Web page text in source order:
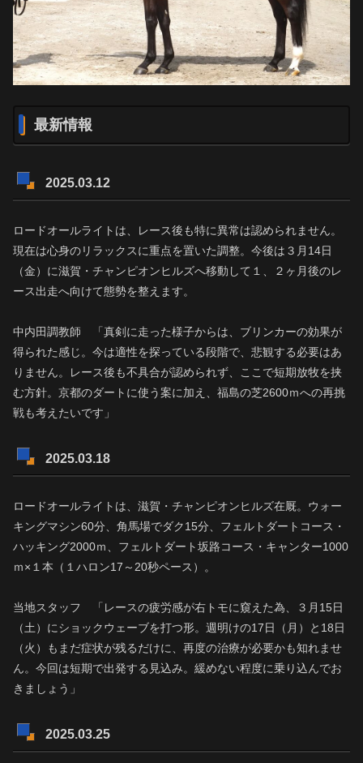
最新情報
2025.03.12
ロードオールライトは、レース後も特に異常は認められません。
現在は心身のリラックスに重点を置いた調整。今後は３月14日
（金）に滋賀・チャンピオンヒルズへ移動して１、２ヶ月後のレ
ース出走へ向けて態勢を整えます。
中内田調教師 「真剣に走った様子からは、ブリンカーの効果が
得られた感じ。今は適性を探っている段階で、悲観する必要はあ
りません。レース後も不具合が認められず、ここで短期放牧を挟
む方針。京都のダートに使う案に加え、福島の芝2600ｍへの再挑
戦も考えたいです」
2025.03.18
ロードオールライトは、滋賀・チャンピオンヒルズ在厩。ウォー
キングマシン60分、角馬場でダク15分、フェルトダートコース・
ハッキング2000ｍ、フェルトダート坂路コース・キャンター1000
ｍ×１本（１ハロン17～20秒ペース）。
当地スタッフ 「レースの疲労感が右トモに窺えた為、３月15日
（土）にショックウェーブを打つ形。週明けの17日（月）と18日
（火）もまだ症状が残るだけに、再度の治療が必要かも知れませ
ん。今回は短期で出発する見込み。緩めない程度に乗り込んでお
きましょう」
2025.03.25